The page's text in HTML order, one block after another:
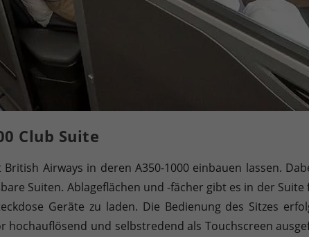
Club Suite
Airways in deren A350-1000 einbauen lassen.
Suiten. Ablageflächen und -fächer gibt es in der
Geräte zu laden. Die Bedienung des Sitzes
hochauflösend und selbstredend als Touchscreen